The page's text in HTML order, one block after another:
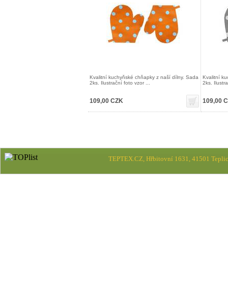
Kvalitní kuchyňské chňapky z naší dílny. Sada
2ks. Ilustrační foto vzor ...
109,00 CZK
Kvalitní
2ks.
109,00
TEPTEX.CZ, Hřbitovní 1631, 41501